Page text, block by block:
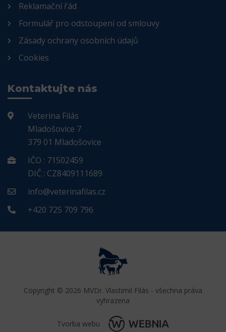
Reklamační řád
Formulář pro odstoupení od smlouvy
Zásady ochrany osobních údajů
Cookies
Kontaktujte nás
Veterina Filás
Mladošovice 7
379 01 Mladošovice
IČO : 71502459
DIČ : CZ8409111689
info@veterinafilas.cz
+420 725 709 796
Copyright © 2026 MVDr. Vlastimil Filás - všechna práva
vyhrazena
Tvorba webu